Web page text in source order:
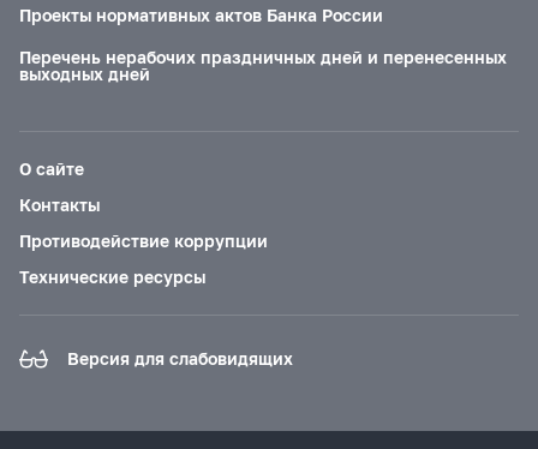
Проекты нормативных актов Банка России
Перечень нерабочих праздничных дней и перенесенных
выходных дней
О сайте
Контакты
Противодействие коррупции
Технические ресурсы
Версия для слабовидящих